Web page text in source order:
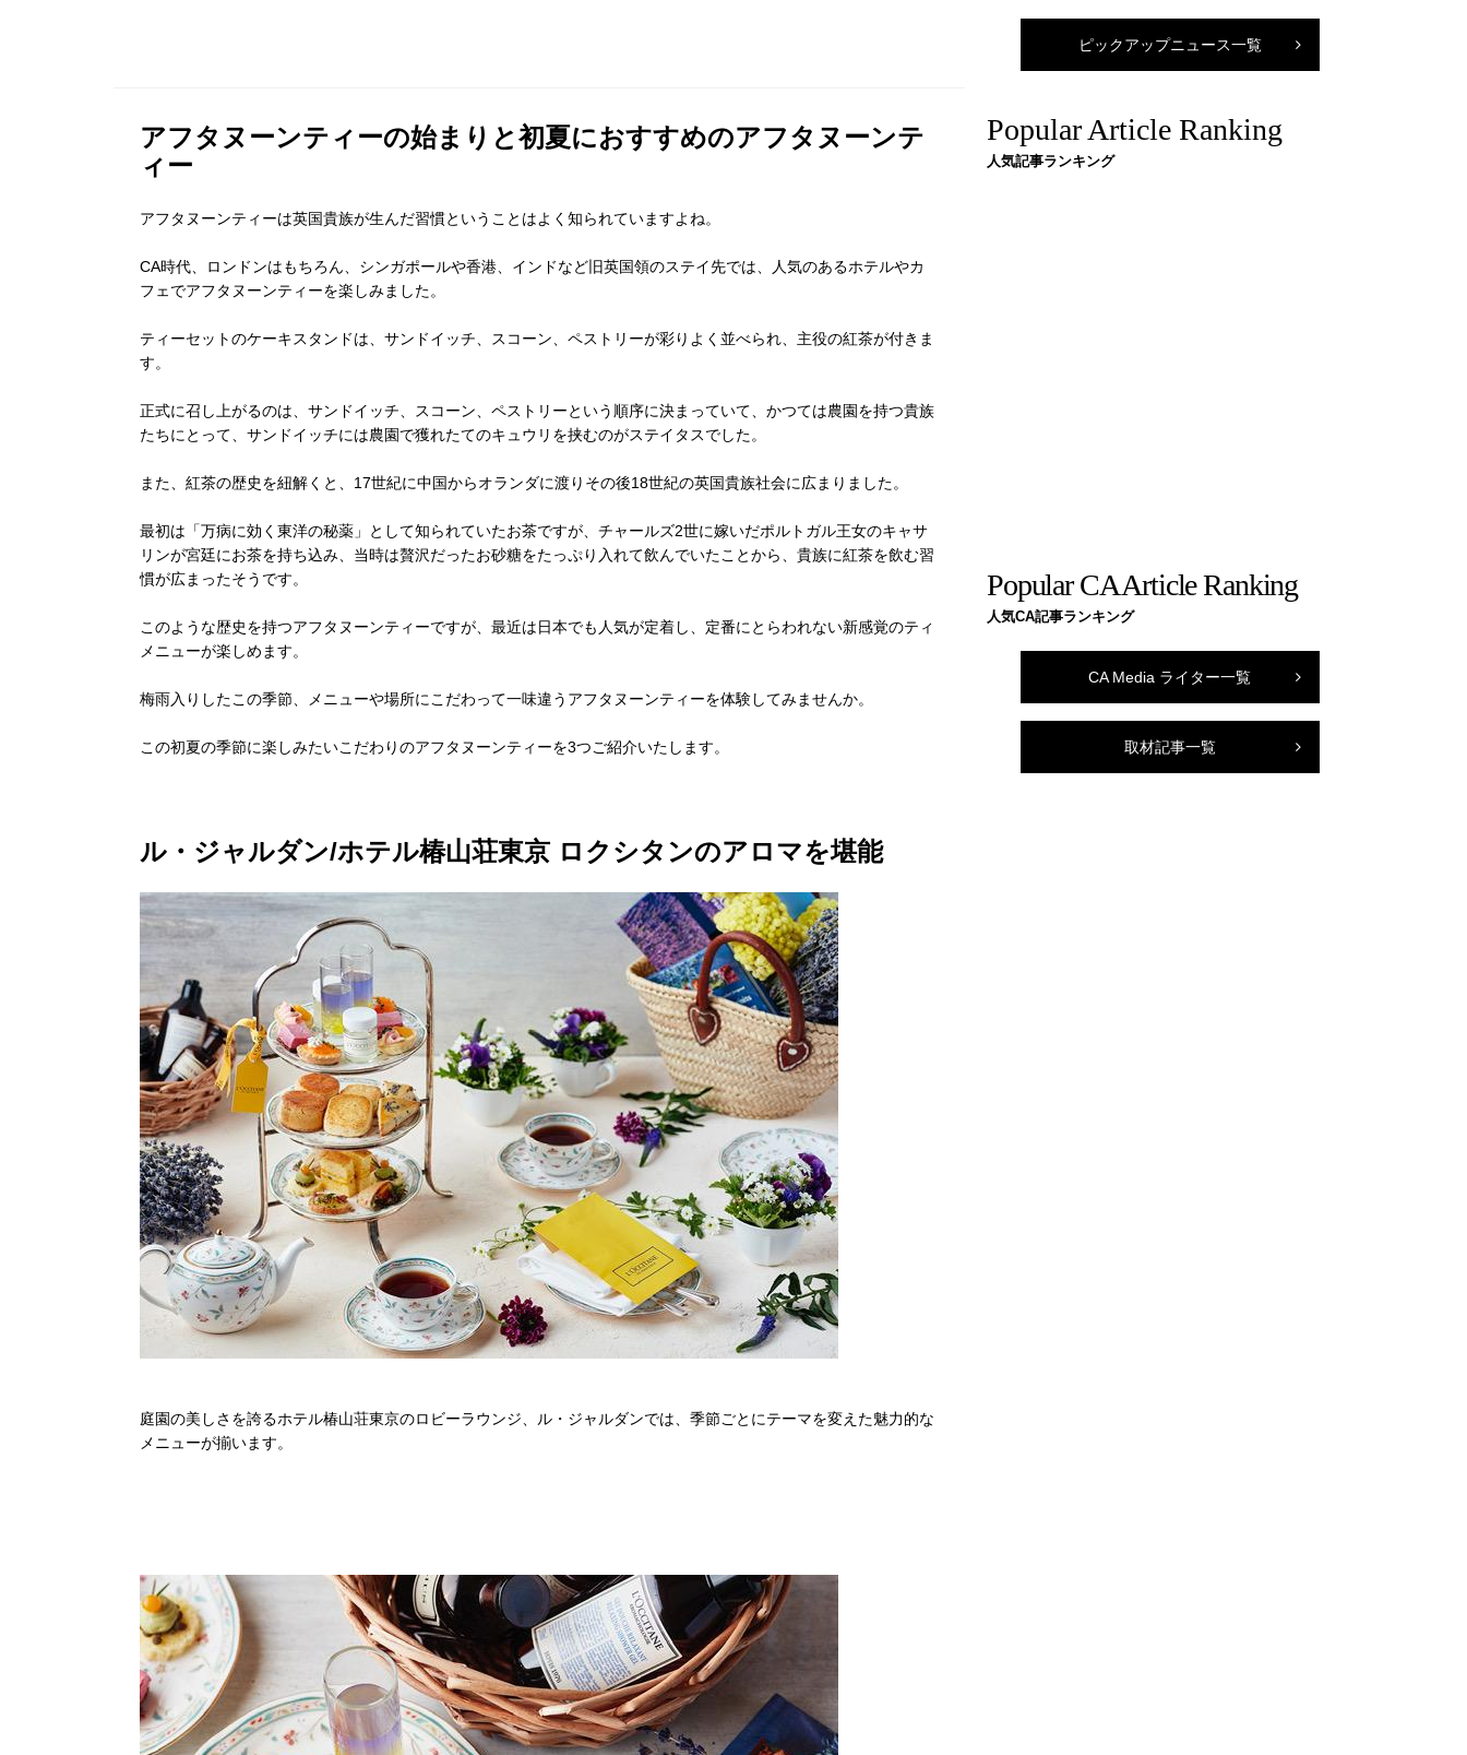
アフタヌーンティーの始まりと初夏におすすめのアフタヌーンテ
ィー
アフタヌーンティーは英国貴族が生んだ習慣ということはよく知られていますよね。
CA時代、ロンドンはもちろん、シンガポールや香港、インドなど旧英国領のステイ先では、人気のあるホテルやカ
フェでアフタヌーンティーを楽しみました。
ティーセットのケーキスタンドは、サンドイッチ、スコーン、ペストリーが彩りよく並べられ、主役の紅茶が付きま
す。
正式に召し上がるのは、サンドイッチ、スコーン、ペストリーという順序に決まっていて、かつては農園を持つ貴族
たちにとって、サンドイッチには農園で獲れたてのキュウリを挟むのがステイタスでした。
また、紅茶の歴史を紐解くと、17世紀に中国からオランダに渡りその後18世紀の英国貴族社会に広まりました。
最初は「万病に効く東洋の秘薬」として知られていたお茶ですが、チャールズ2世に嫁いだポルトガル王女のキャサ
リンが宮廷にお茶を持ち込み、当時は贅沢だったお砂糖をたっぷり入れて飲んでいたことから、貴族に紅茶を飲む習
慣が広まったそうです。
このような歴史を持つアフタヌーンティーですが、最近は日本でも人気が定着し、定番にとらわれない新感覚のティ
メニューが楽しめます。
梅雨入りしたこの季節、メニューや場所にこだわって一味違うアフタヌーンティーを体験してみませんか。
この初夏の季節に楽しみたいこだわりのアフタヌーンティーを3つご紹介いたします。
ル・ジャルダン/ホテル椿山荘東京 ロクシタンのアロマを堪能
庭園の美しさを誇るホテル椿山荘東京のロビーラウンジ、ル・ジャルダンでは、季節ごとにテーマを変えた魅力的な
メニューが揃います。
ピックアップニュース一覧
Popular Article Ranking
人気記事ランキング
Popular CA Article Ranking
人気CA記事ランキング
CA Media ライター一覧
取材記事一覧